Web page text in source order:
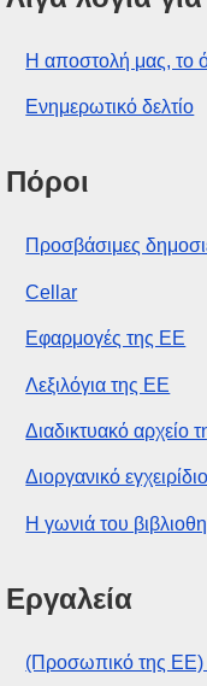
Η αποστολή μας, το
Ενημερωτικό δελτίο
Πόροι
Προσβάσιμες
Cellar
Εφαρμογές της ΕΕ
Λεξιλόγια της ΕΕ
Διαδικτυακό αρχείο
Διοργανικό
Η γωνιά του
Εργαλεία
(Προσωπικό της ΕΕ)